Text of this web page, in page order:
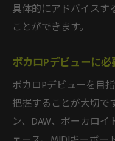
具体的にアドバイスす
ことができます。
ボカロPデビューに
ボカロPデビューを目
把握することが大切で
ン、DAW、ボーカロ